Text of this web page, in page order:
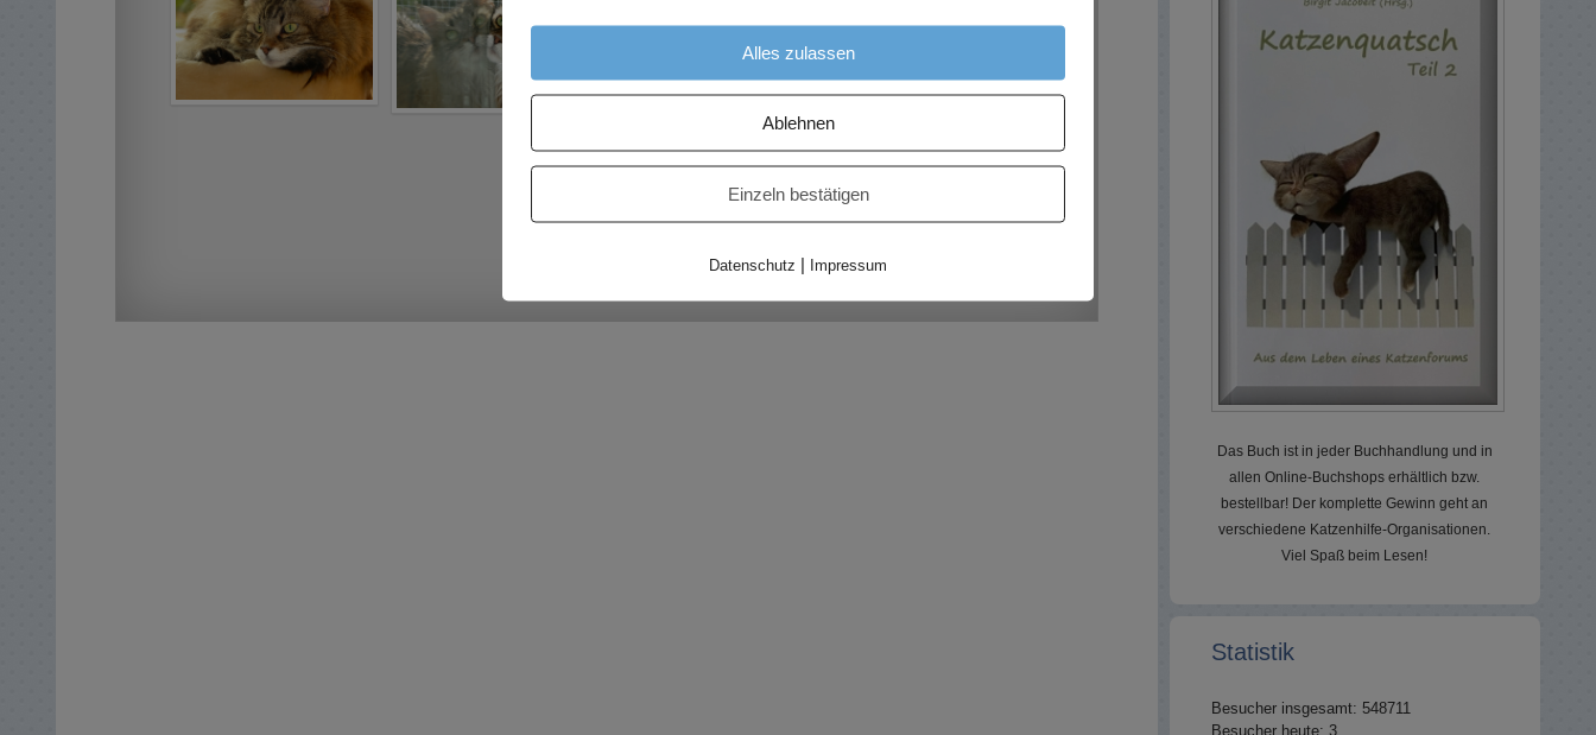
Das Buch ist in jeder Buchhandlung und in
allen Online-Buchshops erhältlich bzw.
bestellbar! Der komplette Gewinn geht an
verschiedene Katzenhilfe-Organisationen.
Viel Spaß beim Lesen!
Statistik
Besucher insgesamt: 548711
Besucher heute: 3
Alles zulassen
Ablehnen
Einzeln bestätigen
Datenschutz | Impressum